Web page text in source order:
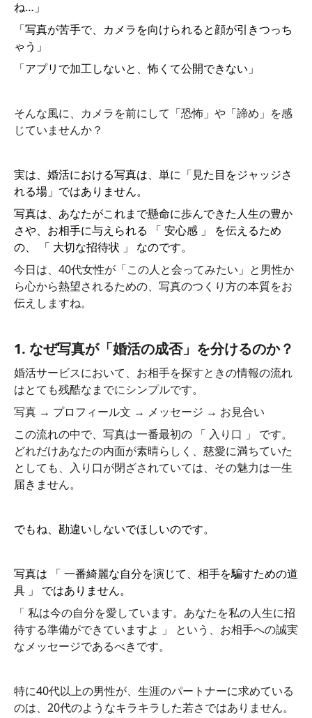
ね…」
「写真が苦手で、カメラを向けられると顔が引きつっち
ゃう」
「アプリで加工しないと、怖くて公開できない」
そんな風に、カメラを前にして「恐怖」や「諦め」を感
じていませんか？
実は、婚活における写真は、単に「見た目をジャッジさ
れる場」ではありません。
写真は、あなたがこれまで懸命に歩んできた人生の豊か
さや、お相手に与えられる 「 安心感 」 を伝えるため
の、 「 大切な招待状 」 なのです。
今日は、40代女性が「この人と会ってみたい」と男性か
ら心から熱望されるための、写真のつくり方の本質をお
伝えしますね。
1. なぜ写真が「婚活の成否」を分けるのか？
婚活サービスにおいて、お相手を探すときの情報の流れ
はとても残酷なまでにシンプルです。
写真 → プロフィール文 → メッセージ → お見合い
この流れの中で、写真は一番最初の 「 入り口 」 です。
どれだけあなたの内面が素晴らしく、慈愛に満ちていた
としても、入り口が閉ざされていては、その魅力は一生
届きません。
でもね、勘違いしないでほしいのです。
写真は 「 一番綺麗な自分を演じて、相手を騙すための道
具 」 ではありません。
「 私は今の自分を愛しています。あなたを私の人生に招
待する準備ができていますよ 」 という、お相手への誠実
なメッセージであるべきです。
特に40代以上の男性が、生涯のパートナーに求めている
のは、20代のようなキラキラした若さではありません。